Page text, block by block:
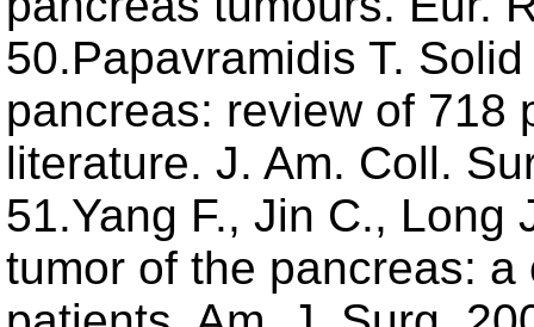
50.Papavramidis T.
pancreas: review of 718
literature. J. Am. Coll.
51.Yang F., Jin C., Long
tumor of the pancreas: